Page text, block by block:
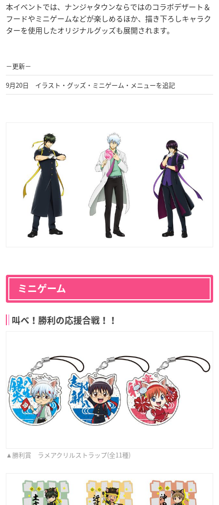
本イベントでは、ナンジャタウンならではのコラボデザート＆
フードやミニゲームなどが楽しめるほか、描き下ろしキャラク
ターを使用したオリジナルグッズも展開されます。
−更新−
9月20日 イラスト・グッズ・ミニゲーム・メニューを追記
ミニゲーム
叫べ！勝利の応援合戦！！
▲勝利賞 ラメアクリルストラップ(全11種)